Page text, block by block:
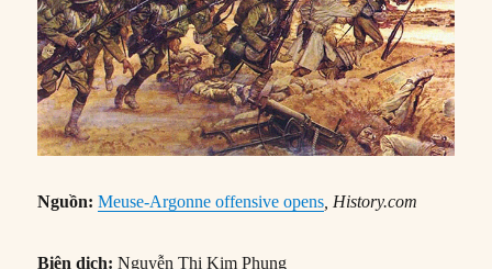
Nguồn: Meuse-Argonne offensive opens , History.com
Biên dịch: Nguyễn Thị Kim Phụng